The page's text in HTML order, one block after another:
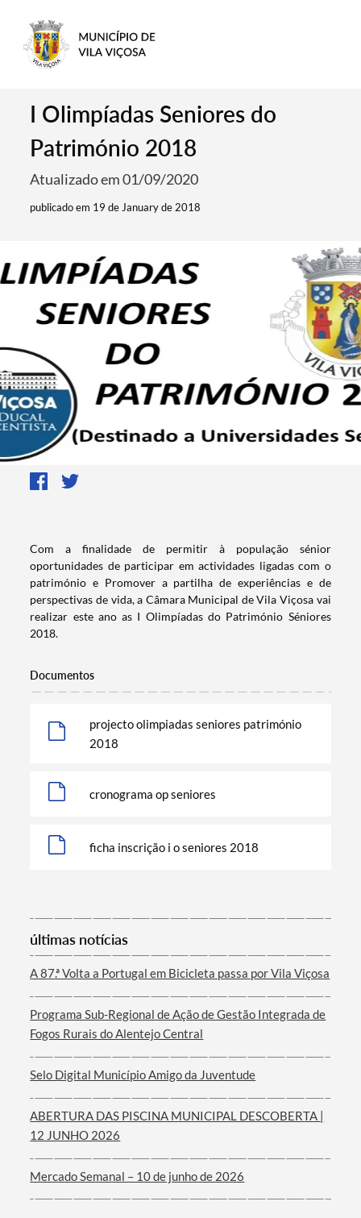
Categorias gerais
Filtros
I Olimpíadas Seniores do
Património 2018
Atualizado em 01/09/2020
publicado em 19 de January de 2018
Com a finalidade de permitir à população sénior
oportunidades de participar em actividades ligadas com o
património e Promover a partilha de experiências e de
perspectivas de vida, a Câmara Municipal de Vila Viçosa vai
realizar este ano as I Olimpíadas do Património Séniores
2018.
Documentos
projecto olimpiadas seniores património
2018
cronograma op seniores
ficha inscrição i o seniores 2018
últimas notícias
A 87.ª Volta a Portugal em Bicicleta passa por Vila Viçosa
Programa Sub-Regional de Ação de Gestão Integrada de
Fogos Rurais do Alentejo Central
Selo Digital Município Amigo da Juventude
ABERTURA DAS PISCINA MUNICIPAL DESCOBERTA |
12 JUNHO 2026
Mercado Semanal – 10 de junho de 2026